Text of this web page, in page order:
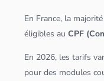
En France, la
éligibles auCPF
En 2026, les tarifs
pour des modules